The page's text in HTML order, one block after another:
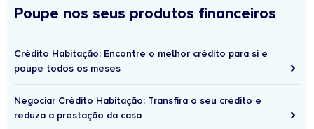
Poupe nos seus produtos financeiros
Crédito Habitação: Encontre o melhor crédito para si e
poupe todos os meses
Negociar Crédito Habitação: Transfira o seu crédito e
reduza a prestação da casa